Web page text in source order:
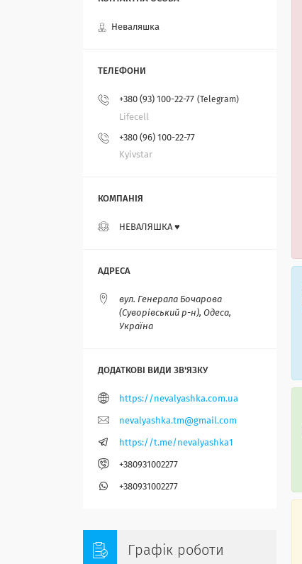
Неваляшка
+380 (93) 100-22-77 Telegram
Lifecell
+380 (96) 100-22-77
Kyivstar
НЕВАЛЯШКА ♥️
вул. Генерала Бочарова
(Суворівський р-н), Одеса,
Україна
https://nevalyashka.com.ua
nevalyashka.tm@gmail.com
https://t.me/nevalyashka1
+380931002277
+380931002277
Графік роботи